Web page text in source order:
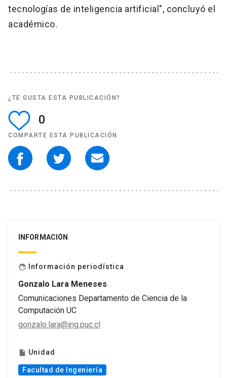
tecnologías de inteligencia artificial", concluyó el
académico.
¿TE GUSTA ESTA PUBLICACIÓN?
0
COMPARTE ESTA PUBLICACIÓN
INFORMACIÓN
face Información periodística
Gonzalo Lara Meneses
Comunicaciones Departamento de Ciencia de la
Computación UC
gonzalo.lara@ing.puc.cl
insert_drive_file Unidad
Facultad de Ingeniería